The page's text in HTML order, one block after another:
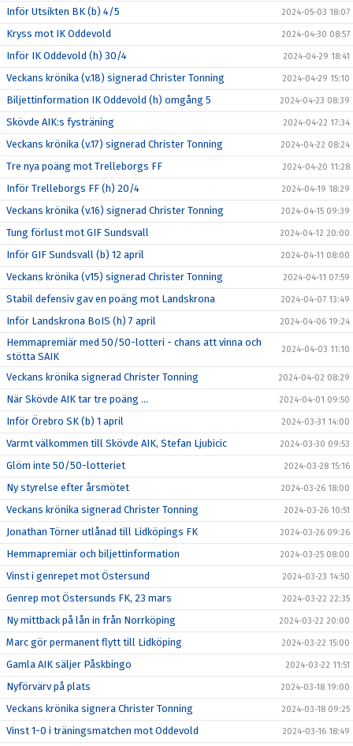
Inför Utsikten BK (b) 4/5 2024-05-03 18:07
Kryss mot IK Oddevold 2024-04-30 08:57
Inför IK Oddevold (h) 30/4 2024-04-29 18:41
Veckans krönika (v.18) signerad Christer Tonning 2024-04-29 15:10
Biljettinformation IK Oddevold (h) omgång 5 2024-04-23 08:39
Skövde AIK:s fysträning 2024-04-22 17:34
Veckans krönika (v.17) signerad Christer Tonning 2024-04-22 08:24
Tre nya poäng mot Trelleborgs FF 2024-04-20 11:28
Inför Trelleborgs FF (h) 20/4 2024-04-19 18:29
Veckans krönika (v.16) signerad Christer Tonning 2024-04-15 09:39
Tung förlust mot GIF Sundsvall 2024-04-12 20:00
Inför GIF Sundsvall (b) 12 april 2024-04-11 08:00
Veckans krönika (v15) signerad Christer Tonning 2024-04-11 07:59
Stabil defensiv gav en poäng mot Landskrona 2024-04-07 13:49
Inför Landskrona BoIS (h) 7 april 2024-04-06 19:24
Hemmapremiär med 50/50-lotteri - chans att vinna och
stötta SAIK
2024-04-03 11:10
Veckans krönika signerad Christer Tonning 2024-04-02 08:29
När Skövde AIK tar tre poäng ... 2024-04-01 09:50
Inför Örebro SK (b) 1 april 2024-03-31 14:00
Varmt välkommen till Skövde AIK, Stefan Ljubicic 2024-03-30 09:53
Glöm inte 50/50-lotteriet 2024-03-28 15:16
Ny styrelse efter årsmötet 2024-03-26 18:00
Veckans krönika signerad Christer Tonning 2024-03-26 10:51
Jonathan Törner utlånad till Lidköpings FK 2024-03-26 09:26
Hemmapremiär och biljettinformation 2024-03-25 08:00
Vinst i genrepet mot Östersund 2024-03-23 14:50
Genrep mot Östersunds FK, 23 mars 2024-03-22 22:35
Ny mittback på lån in från Norrköping 2024-03-22 20:00
Marc gör permanent flytt till Lidköping 2024-03-22 15:00
Gamla AIK säljer Påskbingo 2024-03-22 11:51
Nyförvärv på plats 2024-03-18 19:00
Veckans krönika signera Christer Tonning 2024-03-18 09:25
Vinst 1-0 i träningsmatchen mot Oddevold 2024-03-16 18:49